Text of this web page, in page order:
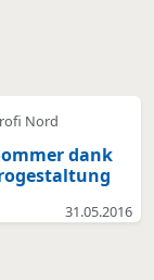
Nord
dank
31.05.2016